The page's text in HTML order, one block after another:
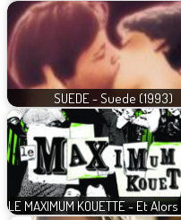
SUEDE - Suede (1993)
LE MAXIMUM KOUETTE - Et